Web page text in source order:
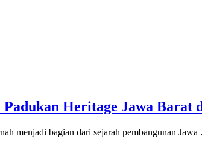
Heritage Jawa Barat
menjadi bagian dari sejarah pembangunan